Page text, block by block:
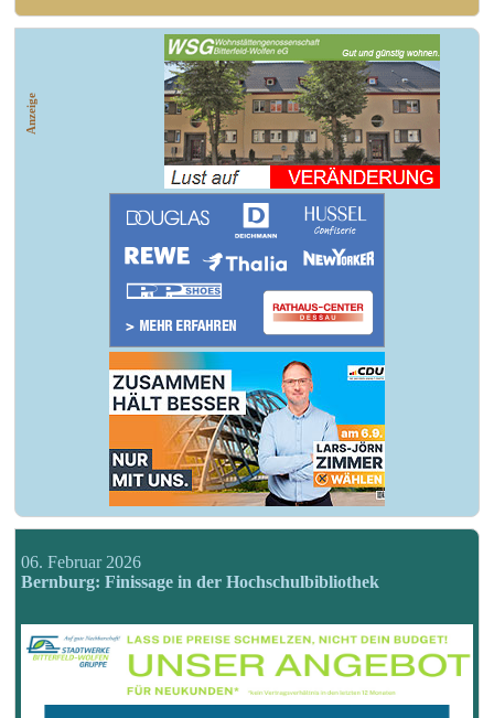
+++ Fußball Oberliga Süd 1. Spieltag: SG Union Sandersdorf - VfB 1921 Krieschow,
06. Februar 2026
Bernburg: Finissage in der Hochschulbibliothek
Anzeige